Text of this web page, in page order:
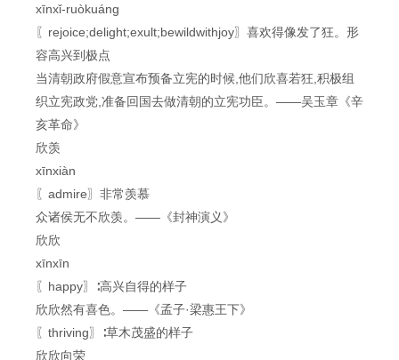
xīnxǐ-ruòkuáng
〖rejoice;delight;exult;bewildwithjoy〗喜欢得像发了狂。形
容高兴到极点
当清朝政府假意宣布预备立宪的时候,他们欣喜若狂,积极组
织立宪政党,准备回国去做清朝的立宪功臣。——吴玉章《辛
亥革命》
欣羡
xīnxiàn
〖admire〗非常羡慕
众诸侯无不欣羡。——《封神演义》
欣欣
xīnxīn
〖happy〗∶高兴自得的样子
欣欣然有喜色。——《孟子·梁惠王下》
〖thriving〗∶草木茂盛的样子
欣欣向荣